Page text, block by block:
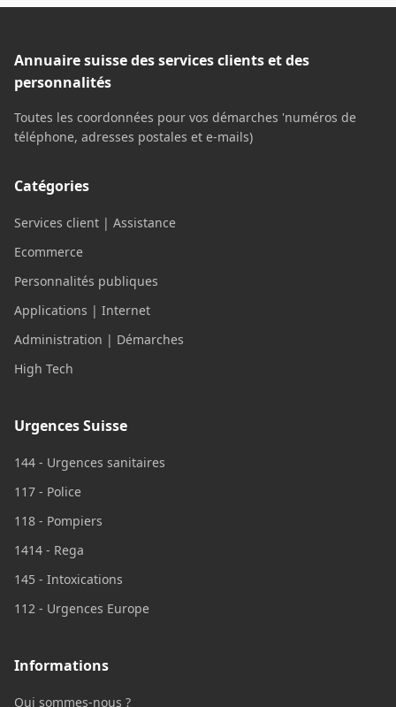
Annuaire suisse des services clients et des
personnalités
Toutes les coordonnées pour vos démarches 'numéros de
téléphone, adresses postales et e-mails)
Catégories
Services client | Assistance
Ecommerce
Personnalités publiques
Applications | Internet
Administration | Démarches
High Tech
Urgences Suisse
144 - Urgences sanitaires
117 - Police
118 - Pompiers
1414 - Rega
145 - Intoxications
112 - Urgences Europe
Informations
Qui sommes-nous ?